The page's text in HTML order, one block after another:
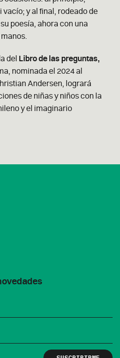
y al final, rodeado de
poesía, ahora con una
del
Libro de las preguntas,
nominada el 2024 al
Andersen, logrará
de niñas y niños con la
y el imaginario